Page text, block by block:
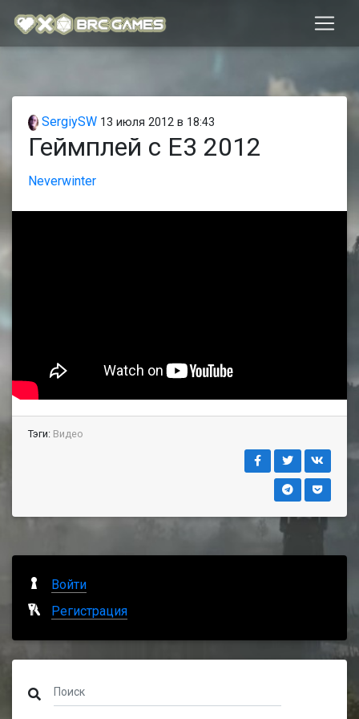
SergiySW 13 июля 2012 в 18:43
Геймплей с E3 2012
Neverwinter
Тэги: Видео
Войти
Регистрация